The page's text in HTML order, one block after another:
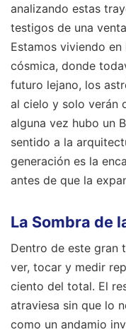
analizando estas
testigos de una
Estamos viviendo
cósmica, donde
futuro lejano, los
al cielo y solo verán
alguna vez hubo un
sentido a la
generación es la
antes de que la
La Sombra de
Dentro de este gran
ver, tocar y medir
ciento del total. El
atraviesa sin que lo
como un andamio